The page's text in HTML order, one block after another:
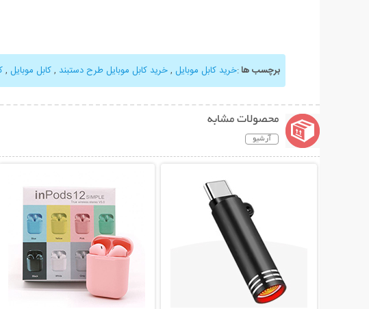
برچسب ها:خرید کابل موبایل ,خرید کابل موبایل طرح دستبند ,کابل موبایل ,
محصولات مشابه
آرشیو